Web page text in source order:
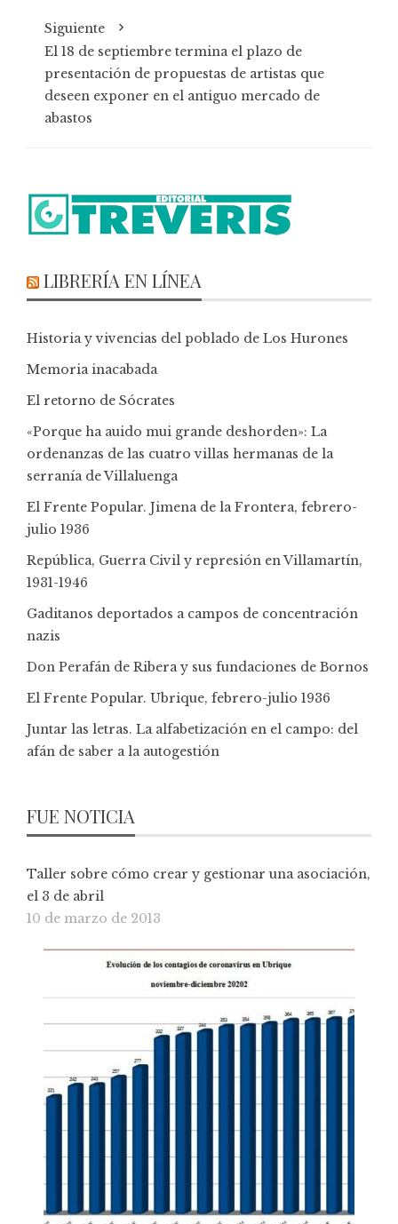
Siguiente
El 18 de septiembre termina el plazo de
presentación de propuestas de artistas que
deseen exponer en el antiguo mercado de
abastos
LIBRERÍA EN LÍNEA
Historia y vivencias del poblado de Los Hurones
Memoria inacabada
El retorno de Sócrates
«Porque ha auido mui grande deshorden»: La
ordenanzas de las cuatro villas hermanas de la
serranía de Villaluenga
El Frente Popular. Jimena de la Frontera, febrero-
julio 1936
República, Guerra Civil y represión en Villamartín,
1931-1946
Gaditanos deportados a campos de concentración
nazis
Don Perafán de Ribera y sus fundaciones de Bornos
El Frente Popular. Ubrique, febrero-julio 1936
Juntar las letras. La alfabetización en el campo: del
afán de saber a la autogestión
FUE NOTICIA
Taller sobre cómo crear y gestionar una asociación,
el 3 de abril
10 de marzo de 2013